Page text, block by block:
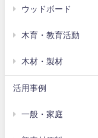
ウッドボード
木育・教育活動
木材・製材
活用事例
一般・家庭